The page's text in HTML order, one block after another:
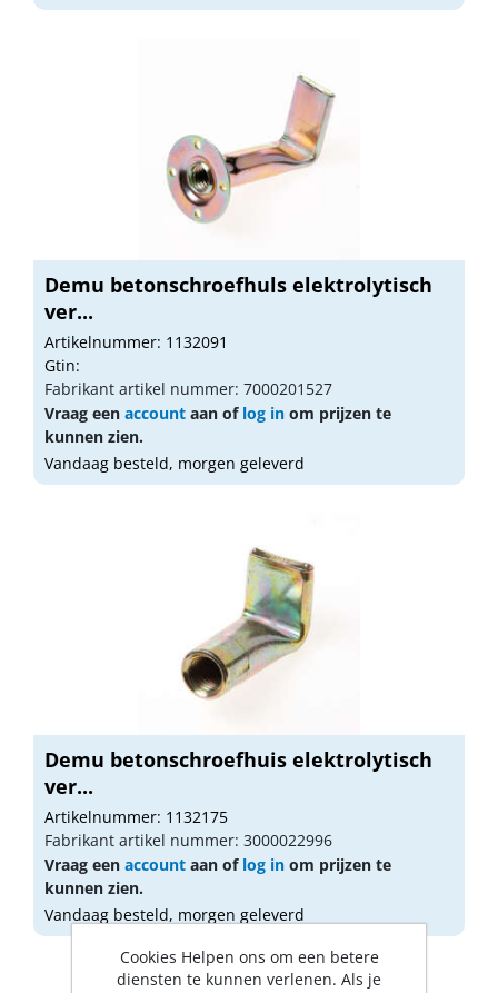
Demu betonschroefhuls elektrolytisch
ver...
Artikelnummer: 1132091
Gtin:
Fabrikant artikel nummer: 7000201527
Vraag een account aan of log in om prijzen te
kunnen zien.
Vandaag besteld, morgen geleverd
Demu betonschroefhuis elektrolytisch
ver...
Artikelnummer: 1132175
Fabrikant artikel nummer: 3000022996
Vraag een account aan of log in om prijzen te
kunnen zien.
Vandaag besteld, morgen geleverd
Cookies Helpen ons om een betere
diensten te kunnen verlenen. Als je